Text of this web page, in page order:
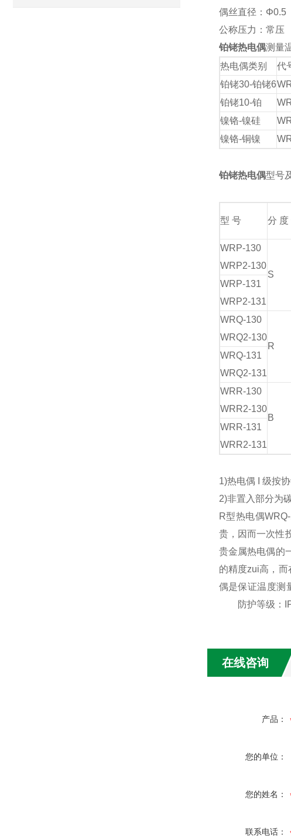
偶丝直径：Φ0.5
公称压力：常压
铂铑热电偶测量
热电偶类别
代
铂铑30-铂铑6
铂铑10-铂
镍铬-镍硅
镍铬-铜镍
铂铑热电偶型号
型 号 分 度
WRP-130
WRP2-130
S
WRP-131
WRP2-131
WRQ-130
WRQ2-130
R
WRQ-131
WRQ2-131
WRR-130
WRR2-130
B
WRR-131
WRR2-131
1)热电偶 I 级按协
2)非置入部分为
R型热电偶
贵，因而一次性
贵金属热电偶的
的精度zui高，
偶是保证温度测
防护等级：
在线咨询
产品：
您的单位：
您的姓名：
联系电话：